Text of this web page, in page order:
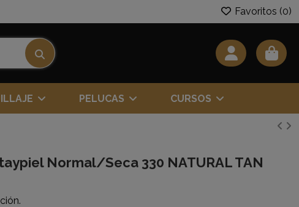
Favoritos (0)
PELUCAS CURSOS
Normal/Seca 330 NATURAL TAN